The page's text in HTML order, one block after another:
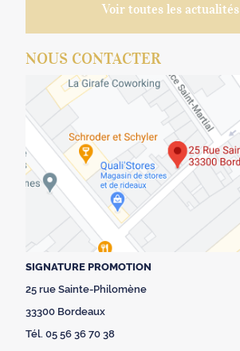
Voir toutes les actualités
NOUS CONTACTER
SIGNATURE PROMOTION
25 rue Sainte-Philomène
33300 Bordeaux
Tél. 05 56 36 70 38